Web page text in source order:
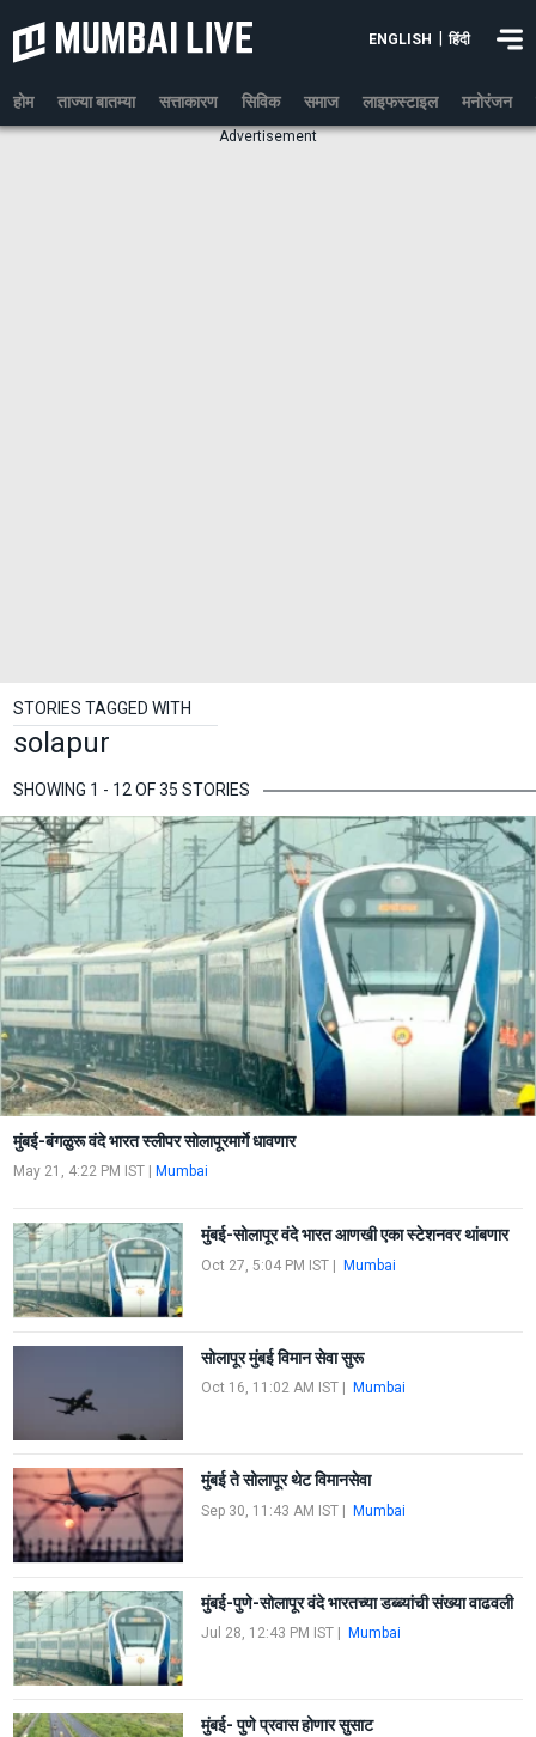
ENGLISH हिंदी
होम ताज्या बातम्या सत्ताकारण सिविक समाज लाइफस्टाइल मनोरंजन
Advertisement
STORIES TAGGED WITH
solapur
SHOWING 1 - 12 OF 35 STORIES
मुंबई-बंगळुरू वंदे भारत स्लीपर सोलापूरमार्गे धावणार
May 21, 4:22 PM IST Mumbai
मुंबई-सोलापूर वंदे भारत आणखी एका स्टेशनवर थांबणार
Oct 27, 5:04 PM IST| Mumbai
सोलापूर मुंबई विमान सेवा सुरू
Oct 16, 11:02 AM IST| Mumbai
मुंबई ते सोलापूर थेट विमानसेवा
Sep 30, 11:43 AM IST| Mumbai
मुंबई-पुणे-सोलापूर वंदे भारतच्या डब्ब्यांची संख्या वाढवली
Jul 28, 12:43 PM IST| Mumbai
मुंबई- पुणे प्रवास होणार सुसाट